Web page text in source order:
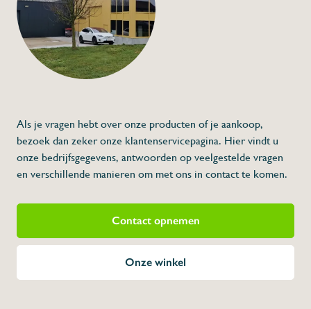
Als je vragen hebt over onze producten of je aankoop,
bezoek dan zeker onze klantenservicepagina. Hier vindt u
onze bedrijfsgegevens, antwoorden op veelgestelde vragen
en verschillende manieren om met ons in contact te komen.
Contact opnemen
Onze winkel